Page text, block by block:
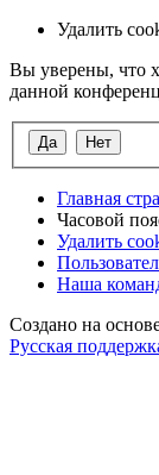
Удалить
Вы уверены, что
данной
Главная
Часовой
Удалить
Наша
Создано на
Русская